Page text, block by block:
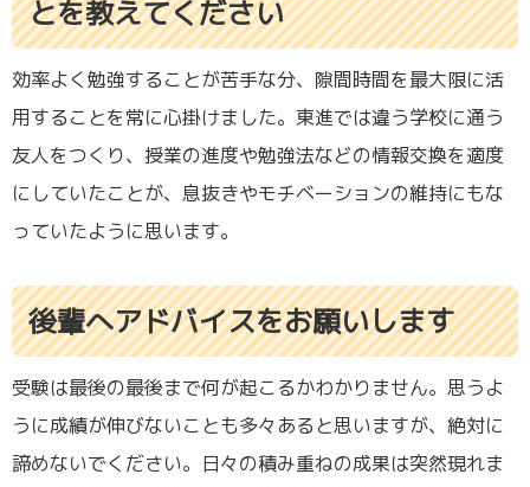
とを教えてください
効率よく勉強することが苦手な分、隙間時間を最大限に活
用することを常に心掛けました。東進では違う学校に通う
友人をつくり、授業の進度や勉強法などの情報交換を適度
にしていたことが、息抜きやモチベーションの維持にもな
っていたように思います。
後輩へアドバイスをお願いします
受験は最後の最後まで何が起こるかわかりません。思うよ
うに成績が伸びないことも多々あると思いますが、絶対に
諦めないでください。日々の積み重ねの成果は突然現れま